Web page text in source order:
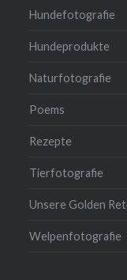
Hundefotografie
Hundeprodukte
Naturfotografie
Poems
Rezepte
Tierfotografie
Unsere Golden
Welpenfotografie